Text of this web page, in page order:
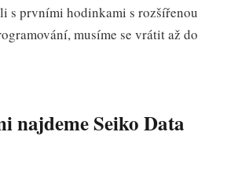
s prvními hodinkami s rozšířenou
musíme se vrátit až do
najdeme Seiko Data